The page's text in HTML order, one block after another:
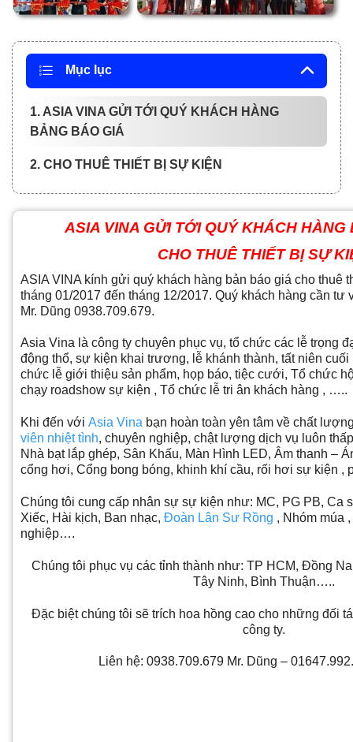
Mục lục
1. ASIA VINA GỬI TỚI QUÝ KHÁCH HÀNG
BẢNG BÁO GIÁ
2. CHO THUÊ THIẾT BỊ SỰ KIỆN
ASIA VINA GỬI TỚI QUÝ KHÁCH HÀNG
CHO THUÊ THIẾT BỊ SỰ
ASIA VINA kính gửi quý khách hàng bản báo giá cho thuê
tháng 01/2017 đến tháng 12/2017. Quý khách hàng cần tư
Mr. Dũng 0938.709.679.
Asia Vina là công ty chuyên phục vụ, tổ chức các lễ trọng
động thổ, sự kiện khai trương, lễ khánh thành, tất niên cuối
chức lễ giới thiệu sản phẩm, họp báo, tiệc cưới, Tổ chức
chạy roadshow sự kiện , Tổ chức lễ tri ân khách hàng , …..
Khi đến với Asia Vina bạn hoàn toàn yên tâm về chất
viên nhiệt tình, chuyên nghiệp, chật lượng dịch vụ luôn
Nhà bạt lắp ghép, Sân Khấu, Màn Hình LED, Âm thanh –
cổng hơi, Cổng bong bóng, khinh khí cầu, rối hơi sự kiện ,
Chúng tôi cung cấp nhân sự sự kiện như: MC, PG PB, Ca
Xiếc, Hài kịch, Ban nhạc, Đoàn Lân Sư Rồng , Nhóm múa
nghiệp….
Chúng tôi phục vụ các tỉnh thành như: TP HCM, Đồng
Tây Ninh, Bình Thuận…..
Đặc biệt chúng tôi sẽ trích hoa hồng cao cho những đối
công ty.
Liên hệ: 0938.709.679 Mr. Dũng –